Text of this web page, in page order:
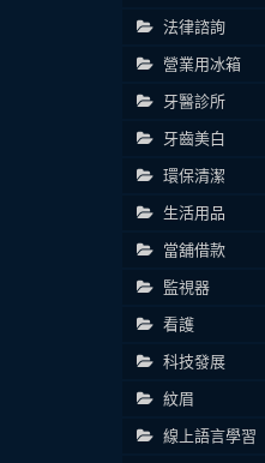
法律諮詢
營業用冰箱
牙醫診所
牙齒美白
環保清潔
生活用品
當舖借款
監視器
看護
科技發展
紋眉
線上語言學習